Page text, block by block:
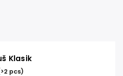
Klasik
pcs)